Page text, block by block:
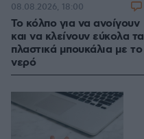
Το κόλπο για να ανοίγουν
και να κλείνουν εύκολα τα
πλαστικά μπουκάλια με το
νερό
08.08.2026, 18:00